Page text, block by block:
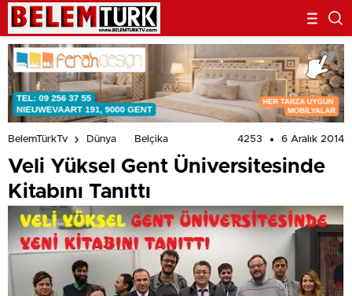
BelemTürkTv Dünya Belçika 4253 6 Aralık 2014
Veli Yüksel Gent Üniversitesinde
Kitabını Tanıttı